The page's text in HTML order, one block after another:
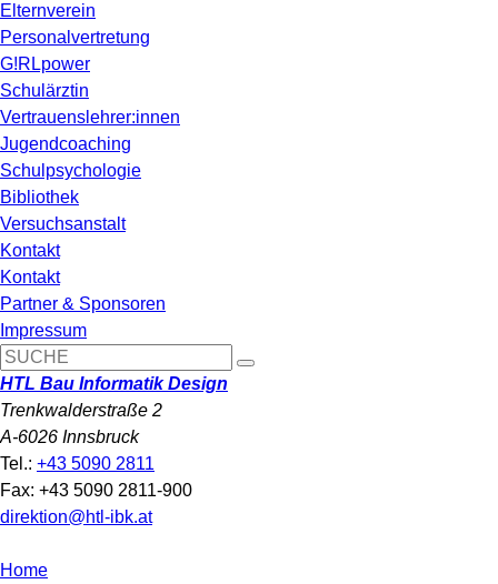
Elternverein
Personalvertretung
G!RLpower
Schulärztin
Vertrauenslehrer:innen
Jugendcoaching
Schulpsychologie
Bibliothek
Versuchsanstalt
Kontakt
Kontakt
Partner & Sponsoren
Impressum
HTL Bau Informatik Design
Trenkwalderstraße 2
A-6026 Innsbruck
Tel.: +43 5090 2811
Fax: +43 5090 2811-900
direktion@htl-ibk.at
Home